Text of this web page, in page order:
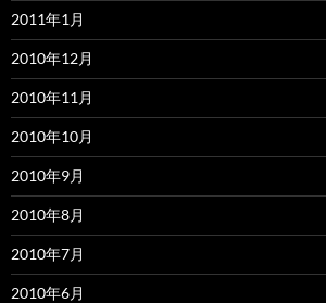
2011年1月
2010年12月
2010年11月
2010年10月
2010年9月
2010年8月
2010年7月
2010年6月